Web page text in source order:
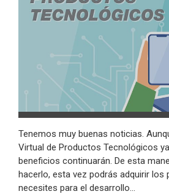
Tenemos muy buenas noticias.
Virtual de Productos Tecnológicos
beneficios continuarán. De esta
hacerlo, esta vez podrás adquirir los
necesites para el desarrollo…